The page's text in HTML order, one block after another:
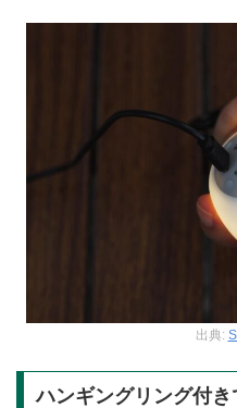
出典:
ハンギングリング付